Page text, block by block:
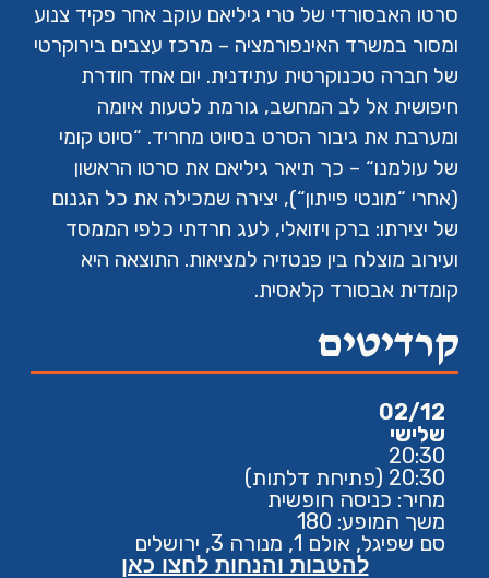
סרטו האבסורדי של טרי גיליאם עוקב אחר פקיד צנוע
ומסור במשרד האינפורמציה – מרכז עצבים בירוקרטי
של חברה טכנוקרטית עתידנית. יום אחד חודרת
חיפושית אל לב המחשב, גורמת לטעות איומה
ומערבת את גיבור הסרט בסיוט מחריד. “סיוט קומי
של עולמנו“ – כך תיאר גיליאם את סרטו הראשון
(אחרי “מונטי פייתון“), יצירה שמכילה את כל הגנום
של יצירתו: ברק ויזואלי, לעג חרדתי כלפי הממסד
ועירוב מוצלח בין פנטזיה למציאות. התוצאה היא
קומדית אבסורד קלאסית.
קרדיטים
02/12
שלישי
20:30
20:30 (פתיחת דלתות)
מחיר: כניסה חופשית
משך המופע: 180
סם שפיגל, אולם 1, מנורה 3, ירושלים
להטבות והנחות לחצו כאן